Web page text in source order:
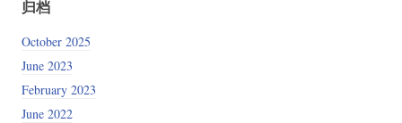
归档
October 2025
June 2023
February 2023
June 2022